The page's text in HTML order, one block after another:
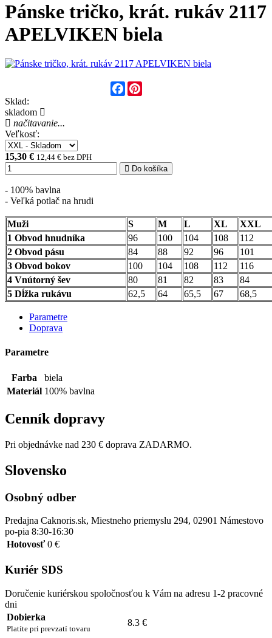
Pánske tričko, krát. rukáv 2117
APELVIKEN biela
Facebook
Sklad:
skladom
načitavanie...
Veľkosť:
15,30 € 12,44 € bez DPH
Do košíka
- 100% bavlna
- Veľká potlač na hrudi
Muži S M L XL
XXL
1 Obvod hnudníka
96 100 104 108
112
2 Obvod pásu
84 88 92 96
101
3 Obvod bokov
100 104 108 112
116
4 Vnútorný šev
80 81 82 83
84
5 Dĺžka rukávu
62,5 64 65,5 67 68,5
Parametre
Doprava
Parametre
Farba
biela
Materiál 100% bavlna
Cenník dopravy
Pri objednávke nad 230 € doprava ZADARMO.
Slovensko
Osobný odber
Predajna Caknoris.sk, Miestneho priemyslu 294, 02901 Námestovo
po-pia 8:30-16:30
Hotovosť 0 €
Kuriér SDS
Doručenie kuriérskou spoločnosťou k Vám na adresu 1-2 pracovné
dni
Dobierka
Platíte pri prevzatí tovaru
8.3 €